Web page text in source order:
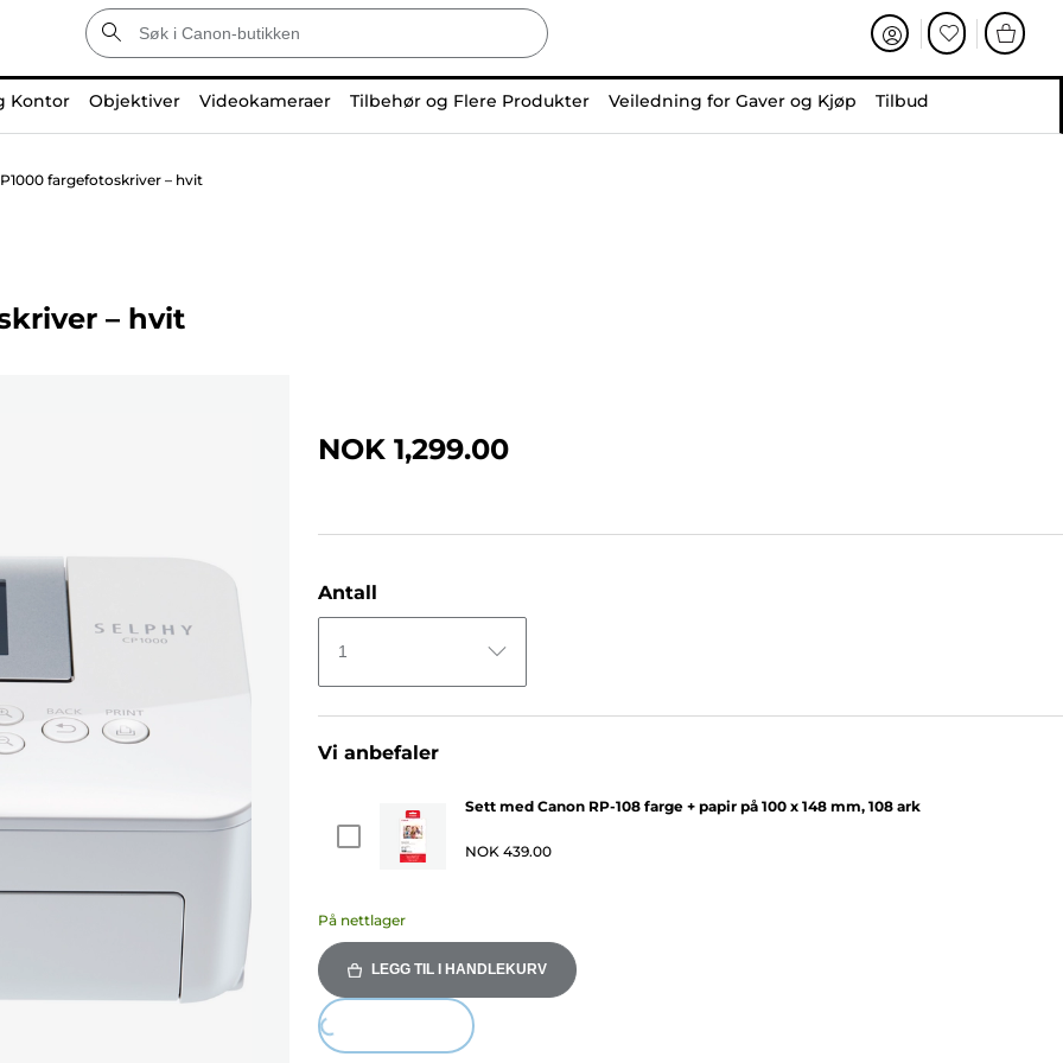
Kontor Objektiver Videokameraer Tilbehør og Flere Produkter Veiledning for Gaver og Kjøp Tilbud
fargefotoskriver – hvit
– hvit
NOK 1,299.00
Antall
1
Vi anbefaler
Sett med Canon RP-108 farge + papir på 100 x 148 mm, 108 ark
NOK 439.00
På nettlager
LEGG TIL I HANDLEKURV